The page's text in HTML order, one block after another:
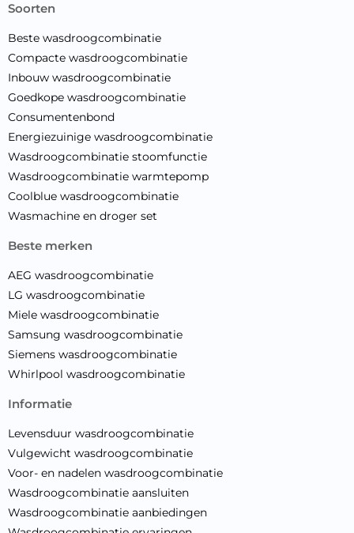
soorten
Beste wasdroogcombinatie
Compacte wasdroogcombinatie
Inbouw wasdroogcombinatie
Goedkope wasdroogcombinatie
Consumentenbond
Energiezuinige wasdroogcombinatie
Wasdroogcombinatie stoomfunctie
Wasdroogcombinatie warmtepomp
Coolblue wasdroogcombinatie
Wasmachine en droger set
beste merken
AEG wasdroogcombinatie
LG wasdroogcombinatie
Miele wasdroogcombinatie
Samsung wasdroogcombinatie
Siemens wasdroogcombinatie
Whirlpool wasdroogcombinatie
informatie
Levensduur wasdroogcombinatie
Vulgewicht wasdroogcombinatie
Voor- en nadelen wasdroogcombinatie
Wasdroogcombinatie aansluiten
Wasdroogcombinatie aanbiedingen